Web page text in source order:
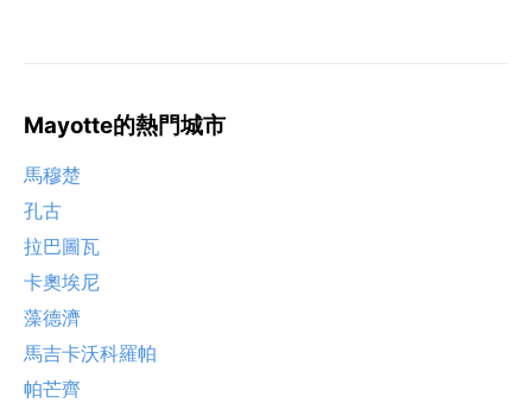
Mayotte的熱門城市
馬穆楚
孔古
拉巴圖瓦
卡奧埃尼
藻德濟
馬吉卡沃科羅帕
帕芒齊